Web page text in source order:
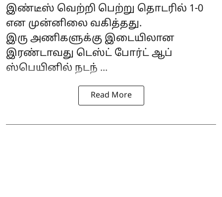
இண்டீஸ் வெற்றி பெற்று தொடரில் 1-0
என முன்னிலை வகித்தது.
இரு அணிகளுக்கு இடையிலான
இரண்டாவது டெஸ்ட் போர்ட் ஆப்
ஸ்பெயினில் நடந் ...
Read More